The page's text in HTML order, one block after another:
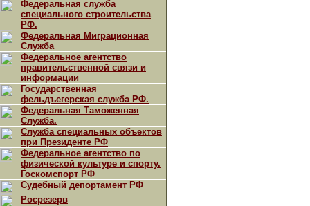
Федеральная служба
специального строительства
РФ.
Федеральная Миграционная
Служба
Федеральное агентство
правительственной связи и
информации
Государственная
фельдъегерская служба РФ.
Федеральная Таможенная
Служба.
Служба специальных объектов
при Президенте РФ
Федеральное агентство по
физической культуре и спорту.
Госкомспорт РФ
Судебный депортамент РФ
Росрезерв